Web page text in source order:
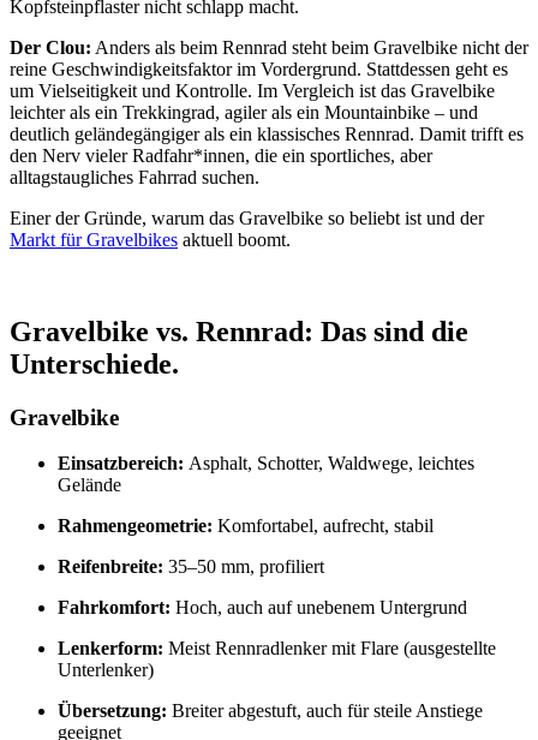
Kopfsteinpflaster nicht schlapp macht.
Der Clou: Anders als beim Rennrad steht beim Gravelbike nicht der
reine Geschwindigkeitsfaktor im Vordergrund. Stattdessen geht es
um Vielseitigkeit und Kontrolle. Im Vergleich ist das Gravelbike
leichter als ein Trekkingrad, agiler als ein Mountainbike – und
deutlich geländegängiger als ein klassisches Rennrad. Damit trifft es
den Nerv vieler Radfahr*innen, die ein sportliches, aber
alltagstaugliches Fahrrad suchen.
Einer der Gründe, warum das Gravelbike so beliebt ist und der
Markt für Gravelbikes aktuell boomt.
Gravelbike vs. Rennrad: Das sind die
Unterschiede.
Gravelbike
Einsatzbereich: Asphalt, Schotter, Waldwege, leichtes
Gelände
Rahmengeometrie: Komfortabel, aufrecht, stabil
Reifenbreite: 35–50 mm, profiliert
Fahrkomfort: Hoch, auch auf unebenem Untergrund
Lenkerform: Meist Rennradlenker mit Flare (ausgestellte
Unterlenker)
Übersetzung: Breiter abgestuft, auch für steile Anstiege
geeignet